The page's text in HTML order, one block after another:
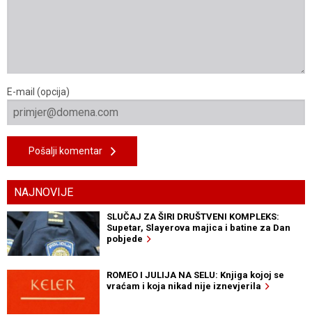
E-mail (opcija)
Pošalji komentar
NAJNOVIJE
SLUČAJ ZA ŠIRI DRUŠTVENI KOMPLEKS:
Supetar, Slayerova majica i batine za Dan
pobjede
ROMEO I JULIJA NA SELU: Knjiga kojoj se
vraćam i koja nikad nije iznevjerila